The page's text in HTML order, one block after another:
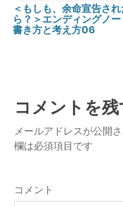
＜もしも、余命宣告され
ら？＞エンディングノ
書き方と考え方06
コメントを残
メールアドレスが公開
欄は必須項目です
コメント